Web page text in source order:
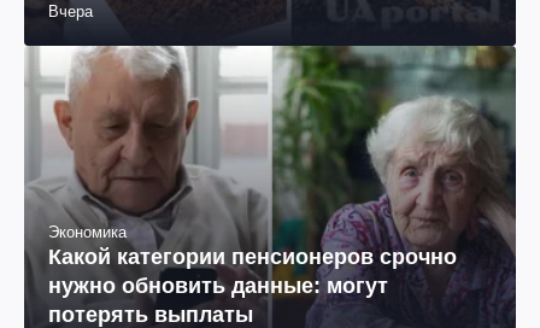
Вчера
Экономика
Какой категории пенсионеров срочно
нужно обновить данные: могут
потерять выплаты